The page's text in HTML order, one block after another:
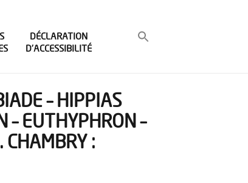
DÉCLARATION
D’ACCESSIBILITÉ
– HIPPIAS
– EUTHYPHRON –
CHAMBRY :